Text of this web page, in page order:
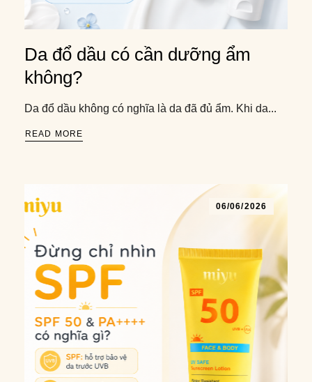
Da đổ dầu có cần dưỡng ẩm
không?
Da đổ dầu không có nghĩa là da đã đủ ẩm. Khi da...
READ MORE
06/06/2026